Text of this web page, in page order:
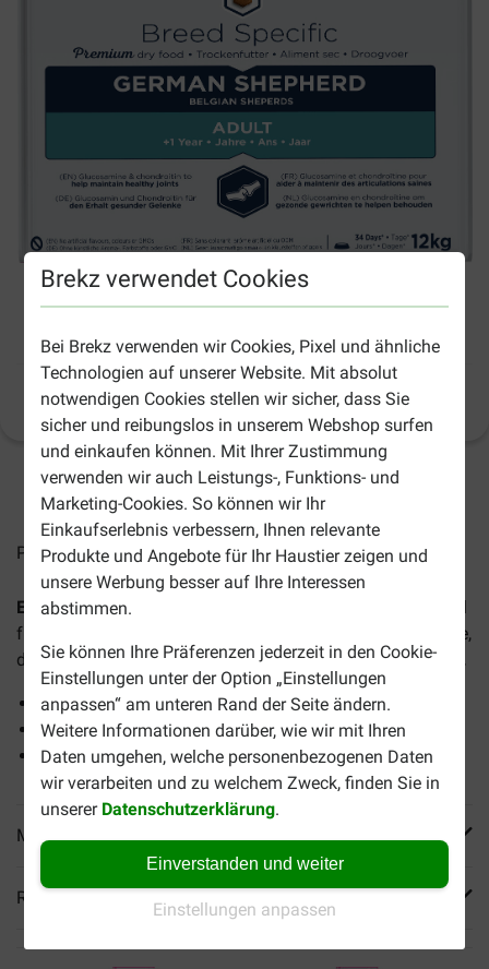
Brekz verwendet Cookies
Bei Brekz verwenden wir Cookies, Pixel und ähnliche
Technologien auf unserer Website. Mit absolut
notwendigen Cookies stellen wir sicher, dass Sie
sicher und reibungslos in unserem Webshop surfen
und einkaufen können. Mit Ihrer Zustimmung
verwenden wir auch Leistungs-, Funktions- und
Marketing-Cookies. So können wir Ihr
Einkaufserlebnis verbessern, Ihnen relevante
Produkte und Angebote für Ihr Haustier zeigen und
unsere Werbung besser auf Ihre Interessen
abstimmen.
Sie können Ihre Präferenzen jederzeit in den Cookie-
Einstellungen unter der Option „Einstellungen
anpassen“ am unteren Rand der Seite ändern.
Weitere Informationen darüber, wie wir mit Ihren
Daten umgehen, welche personenbezogenen Daten
wir verarbeiten und zu welchem Zweck, finden Sie in
unserer Datenschutzerklärung.
Einverstanden und weiter
Einstellungen anpassen
Eukanuba Deutscher Schäferhund
Hundefutter
(53) Produktinformation
2-5 Arbeitstage, sofern nicht anders angegeben
Preise inkl. MwSt zzgl.Versandkosten
Eukanuba Deutscher Schäferhund
ist ein Alleinfuttermittel
für ausgewachsene Deutsche und Belgische Schäferhunde,
da beide Rassen identische Ernährungsbedürfnisse haben
.
Eine gesunde Verdauung
eine gesunde Haut und ein schönes Fell
Unterstützung von Knochen und Gelenken
Mehr Produktinfos
Reviews